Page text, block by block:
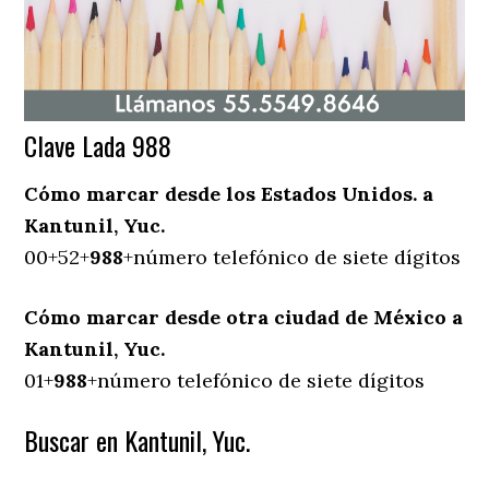
Clave Lada 988
Cómo marcar desde los Estados Unidos. a
Kantunil, Yuc.
00+52+988+número telefónico de siete dígitos
Cómo marcar desde otra ciudad de México a
Kantunil, Yuc.
01+988+número telefónico de siete dígitos
Buscar en Kantunil, Yuc.